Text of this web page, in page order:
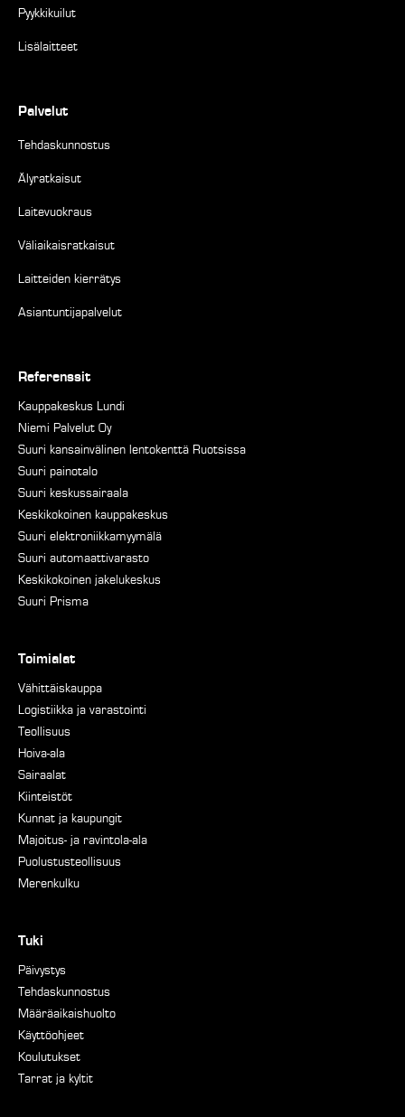
Pyykkikuilut
Lisälaitteet
Palvelut
Tehdaskunnostus
Älyratkaisut
Laitevuokraus
Väliaikaisratkaisut
Laitteiden kierrätys
Asiantuntijapalvelut
Referenssit
Kauppakeskus Lundi
Niemi Palvelut Oy
Suuri kansainvälinen lentokenttä Ruotsissa
Suuri painotalo
Suuri keskussairaala
Keskikokoinen kauppakeskus
Suuri elektroniikkamyymälä
Suuri automaattivarasto
Keskikokoinen jakelukeskus
Suuri Prisma
Toimialat
Vähittäiskauppa
Logistiikka ja varastointi
Teollisuus
Hoiva-ala
Sairaalat
Kiinteistöt
Kunnat ja kaupungit
Majoitus- ja ravintola-ala
Puolustusteollisuus
Merenkulku
Tuki
Päivystys
Tehdaskunnostus
Määräaikaishuolto
Käyttöohjeet
Koulutukset
Tarrat ja kyltit